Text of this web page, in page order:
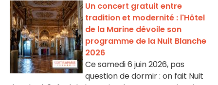
Un concert gratuit entre
tradition et modernité : l'Hôtel
de la Marine dévoile son
programme de la Nuit Blanche
2026
Ce samedi 6 juin 2026, pas
question de dormir : on fait Nuit